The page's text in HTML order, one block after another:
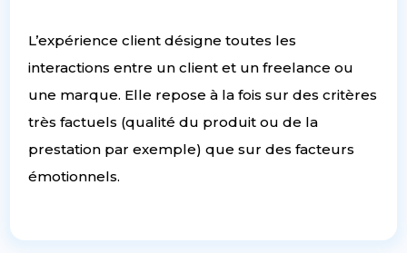
L’expérience client désigne toutes les
interactions entre un client et un freelance ou
une marque. Elle repose à la fois sur des critères
très factuels (qualité du produit ou de la
prestation par exemple) que sur des facteurs
émotionnels.